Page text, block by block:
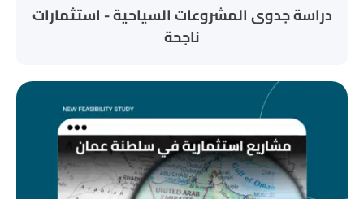
دراسة جدوى المشروعات السياحية - استثمارات
ناجحة